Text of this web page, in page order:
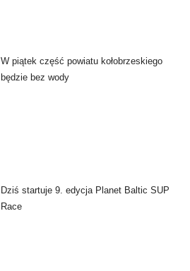
W piątek część powiatu kołobrzeskiego
będzie bez wody
Dziś startuje 9. edycja Planet Baltic SUP
Race